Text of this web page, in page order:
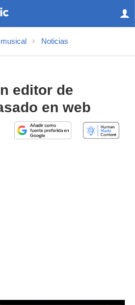
Noticias
editor de
en web